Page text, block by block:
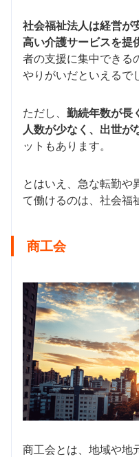
社会福祉法人は経営が
高い介護サービスを提
者の支援に集中できる
やりがいだといえるで
ただし、 勤続年数が長
人数が少なく、出世が
ットもあります。
とはいえ、急な転勤や
て働けるのは、社会福
商工会
商工会とは、地域や地